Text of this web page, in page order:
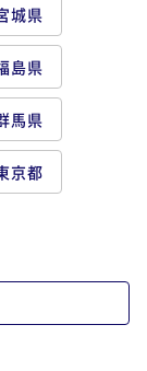
城県
島県
馬県
京都